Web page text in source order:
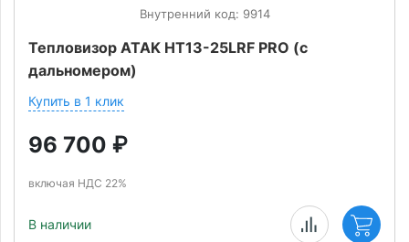
Внутренний код: 9914
Тепловизор ATAK HT13-25LRF PRO (с
дальномером)
Купить в 1 клик
96 700 ₽
включая НДС 22%
В наличии